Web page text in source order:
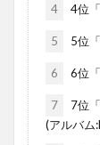
4 4位
5 5位
6 6位
7
7位
(アルバム